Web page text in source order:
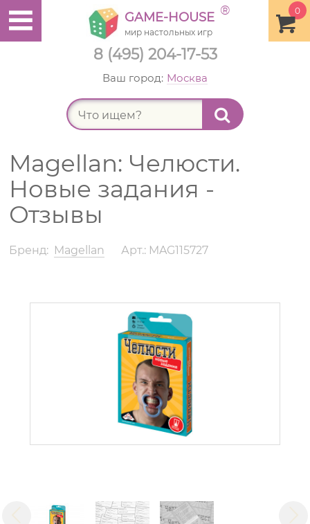
8 (495) 204-17-53
0
GAME-HOUSE ®
мир настольных игр
Ваш город: Москва
Magellan: Челюсти.
Новые задания -
Отзывы
Бренд: Magellan Арт.: MAG115727